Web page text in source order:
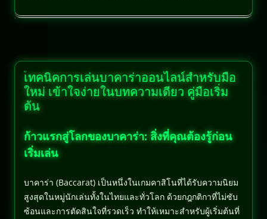
เทคนิคการเล่นบาคาร่าออนไลน์สำหรับมือ
ใหม่ เข้าใจง่ายในบทความเดียว คู่มือเริ่ม
ต้น
ก้าวแรกสู่โลกของบาคาร่า: สิ่งที่คุณต้องรู้ก่อน
เริ่มเล่น
บาคาร่า (Baccarat) เป็นหนึ่งในเกมคาสิโนที่ได้รับความนิยม
สูงสุดในหมู่นักเล่นทั้งในไทยและทั่วโลก ด้วยกฎกติกาที่ไม่ซับ
ซ้อนและการตัดสินใจที่รวดเร็ว ทำให้เหมาะสำหรับผู้เริ่มต้นที่